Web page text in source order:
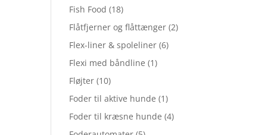
Fish Food (18)
Flåtfjerner og flåttænger (2)
Flex-liner & spoleliner (6)
Flexi med båndline (1)
Fløjter (10)
Foder til aktive hunde (1)
Foder til kræsne hunde (4)